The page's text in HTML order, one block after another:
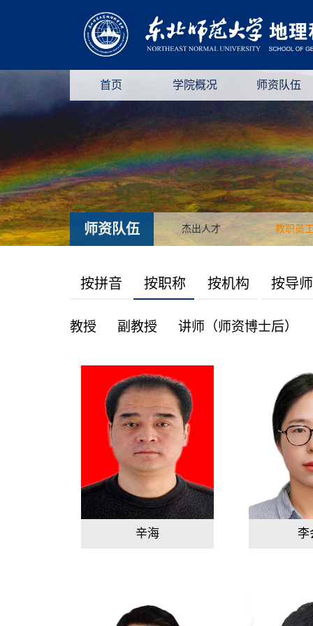
首页 学院概况 师资队伍
师资队伍 杰出人才 教职员
按拼音 按职称 按机构 按导师
教授 副教授 讲师（师资博士后）
辛海 李